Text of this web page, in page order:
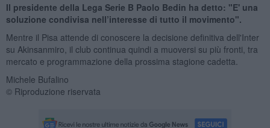
Il presidente della Lega Serie B Paolo Bedin ha detto: "E' una
soluzione condivisa nell’interesse di tutto il movimento".
Mentre il Pisa attende di conoscere la decisione definitiva dell'Inter
su Akinsanmiro, il club continua quindi a muoversi su più fronti, tra
mercato e programmazione della prossima stagione cadetta.
Michele Bufalino
© Riproduzione riservata